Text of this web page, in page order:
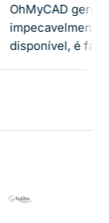
suporte com o
ano, e o
sempre